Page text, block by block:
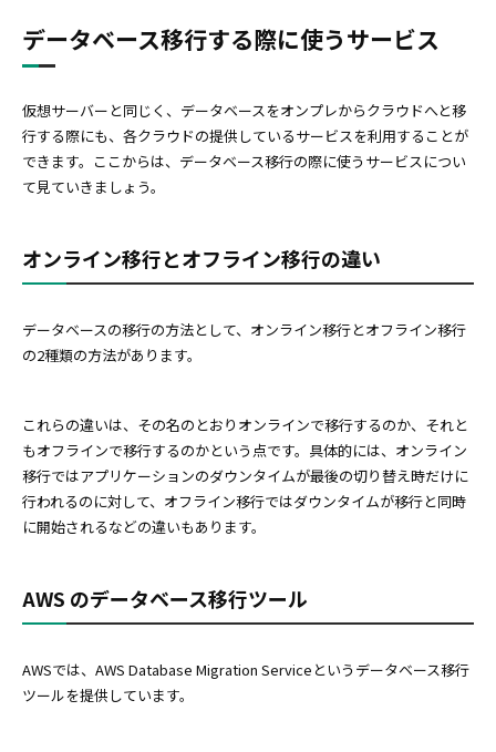
データベース移行する際に使うサービス
仮想サーバーと同じく、データベースをオンプレからクラウドへと移
行する際にも、各クラウドの提供しているサービスを利用することが
できます。ここからは、データベース移行の際に使うサービスについ
て見ていきましょう。
オンライン移行とオフライン移行の違い
データベースの移行の方法として、オンライン移行とオフライン移行
の2種類の方法があります。
これらの違いは、その名のとおりオンラインで移行するのか、それと
もオフラインで移行するのかという点です。具体的には、オンライン
移行ではアプリケーションのダウンタイムが最後の切り替え時だけに
行われるのに対して、オフライン移行ではダウンタイムが移行と同時
に開始されるなどの違いもあります。
AWS のデータベース移行ツール
AWSでは、AWS Database Migration Serviceというデータベース移行
ツールを提供しています。